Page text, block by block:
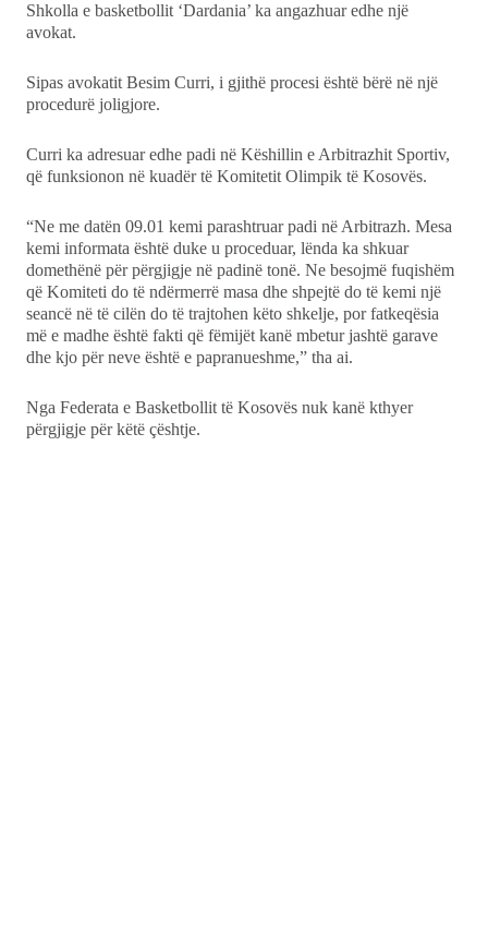
Shkolla e basketbollit ‘Dardania’ ka angazhuar edhe një
avokat.
Sipas avokatit Besim Curri, i gjithë procesi është bërë në një
procedurë joligjore.
Curri ka adresuar edhe padi në Këshillin e Arbitrazhit Sportiv,
që funksionon në kuadër të Komitetit Olimpik të Kosovës.
“Ne me datën 09.01 kemi parashtruar padi në Arbitrazh. Mesa
kemi informata është duke u proceduar, lënda ka shkuar
domethënë për përgjigje në padinë tonë. Ne besojmë fuqishëm
që Komiteti do të ndërmerrë masa dhe shpejtë do të kemi një
seancë në të cilën do të trajtohen këto shkelje, por fatkeqësia
më e madhe është fakti që fëmijët kanë mbetur jashtë garave
dhe kjo për neve është e papranueshme,” tha ai.
Nga Federata e Basketbollit të Kosovës nuk kanë kthyer
përgjigje për këtë çështje.